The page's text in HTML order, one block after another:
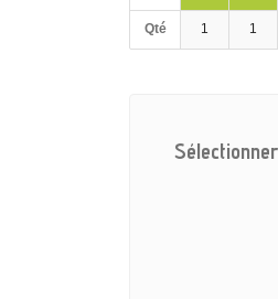
Qté 1 1